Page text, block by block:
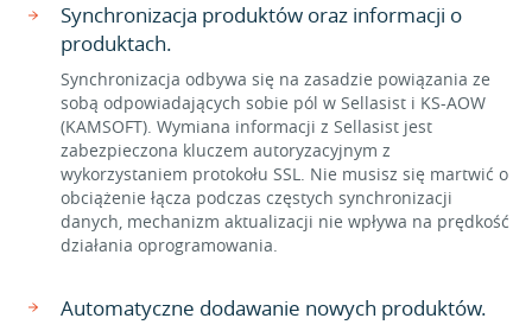
Synchronizacja produktów oraz informacji o
produktach.
Synchronizacja odbywa się na zasadzie powiązania ze
sobą odpowiadających sobie pól w Sellasist i KS-AOW
(KAMSOFT). Wymiana informacji z Sellasist jest
zabezpieczona kluczem autoryzacyjnym z
wykorzystaniem protokołu SSL. Nie musisz się martwić o
obciążenie łącza podczas częstych synchronizacji
danych, mechanizm aktualizacji nie wpływa na prędkość
działania oprogramowania.
Automatyczne dodawanie nowych produktów.